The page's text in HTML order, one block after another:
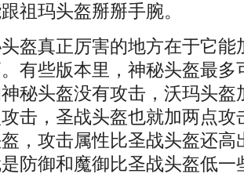
祖玛头盔掰掰手腕。
真正厉害的地方在于它能
有些版本里，神秘头盔最多
秘头盔没有攻击，沃玛头盔
击，圣战头盔也就加两点攻
，攻击属性比圣战头盔还高
防御和魔御比圣战头盔低一